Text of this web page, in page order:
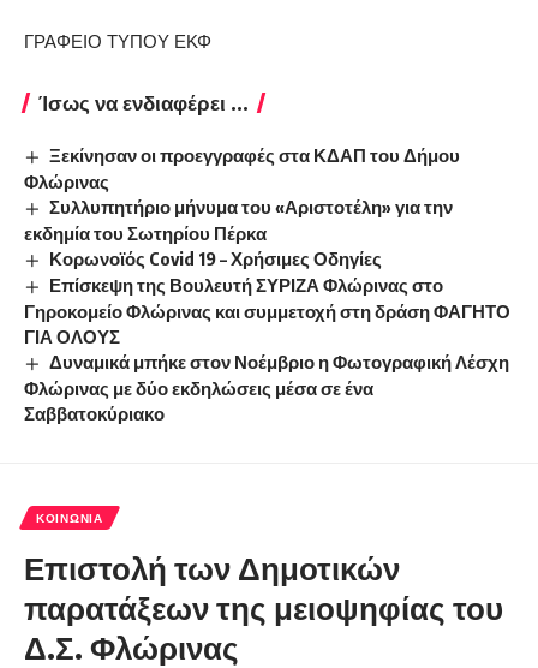
ΓΡΑΦΕΙΟ ΤΥΠΟΥ ΕΚΦ
Ίσως να ενδιαφέρει ...
Ξεκίνησαν οι προεγγραφές στα ΚΔΑΠ του Δήμου
Φλώρινας
Συλλυπητήριο μήνυμα του «Αριστοτέλη» για την
εκδημία του Σωτηρίου Πέρκα
Κορωνοϊός Covid 19 – Χρήσιμες Οδηγίες
Επίσκεψη της Βουλευτή ΣΥΡΙΖΑ Φλώρινας στο
Γηροκομείο Φλώρινας και συμμετοχή στη δράση ΦΑΓΗΤΟ
ΓΙΑ ΟΛΟΥΣ
Δυναμικά μπήκε στον Νοέμβριο η Φωτογραφική Λέσχη
Φλώρινας με δύο εκδηλώσεις μέσα σε ένα
Σαββατοκύριακο
ΚΟΙΝΩΝΊΑ
Επιστολή των Δημοτικών
παρατάξεων της μειοψηφίας του
Δ.Σ. Φλώρινας